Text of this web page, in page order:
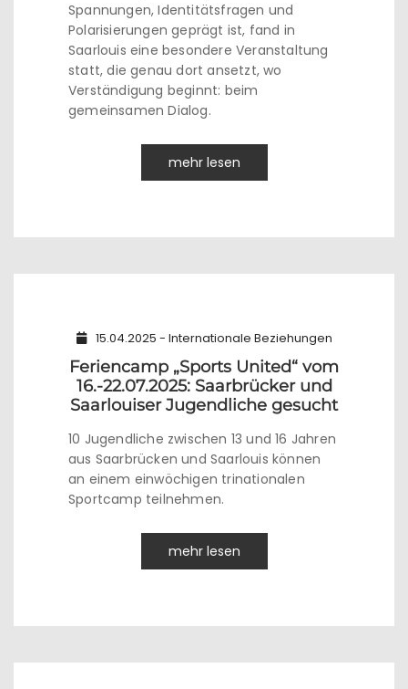
Spannungen, Identitätsfragen und
Polarisierungen geprägt ist, fand in
Saarlouis eine besondere Veranstaltung
statt, die genau dort ansetzt, wo
Verständigung beginnt: beim
gemeinsamen Dialog.
mehr lesen
15.04.2025 - Internationale Beziehungen
Feriencamp „Sports United“ vom
16.-22.07.2025: Saarbrücker und
Saarlouiser Jugendliche gesucht
10 Jugendliche zwischen 13 und 16 Jahren
aus Saarbrücken und Saarlouis können
an einem einwöchigen trinationalen
Sportcamp teilnehmen.
mehr lesen